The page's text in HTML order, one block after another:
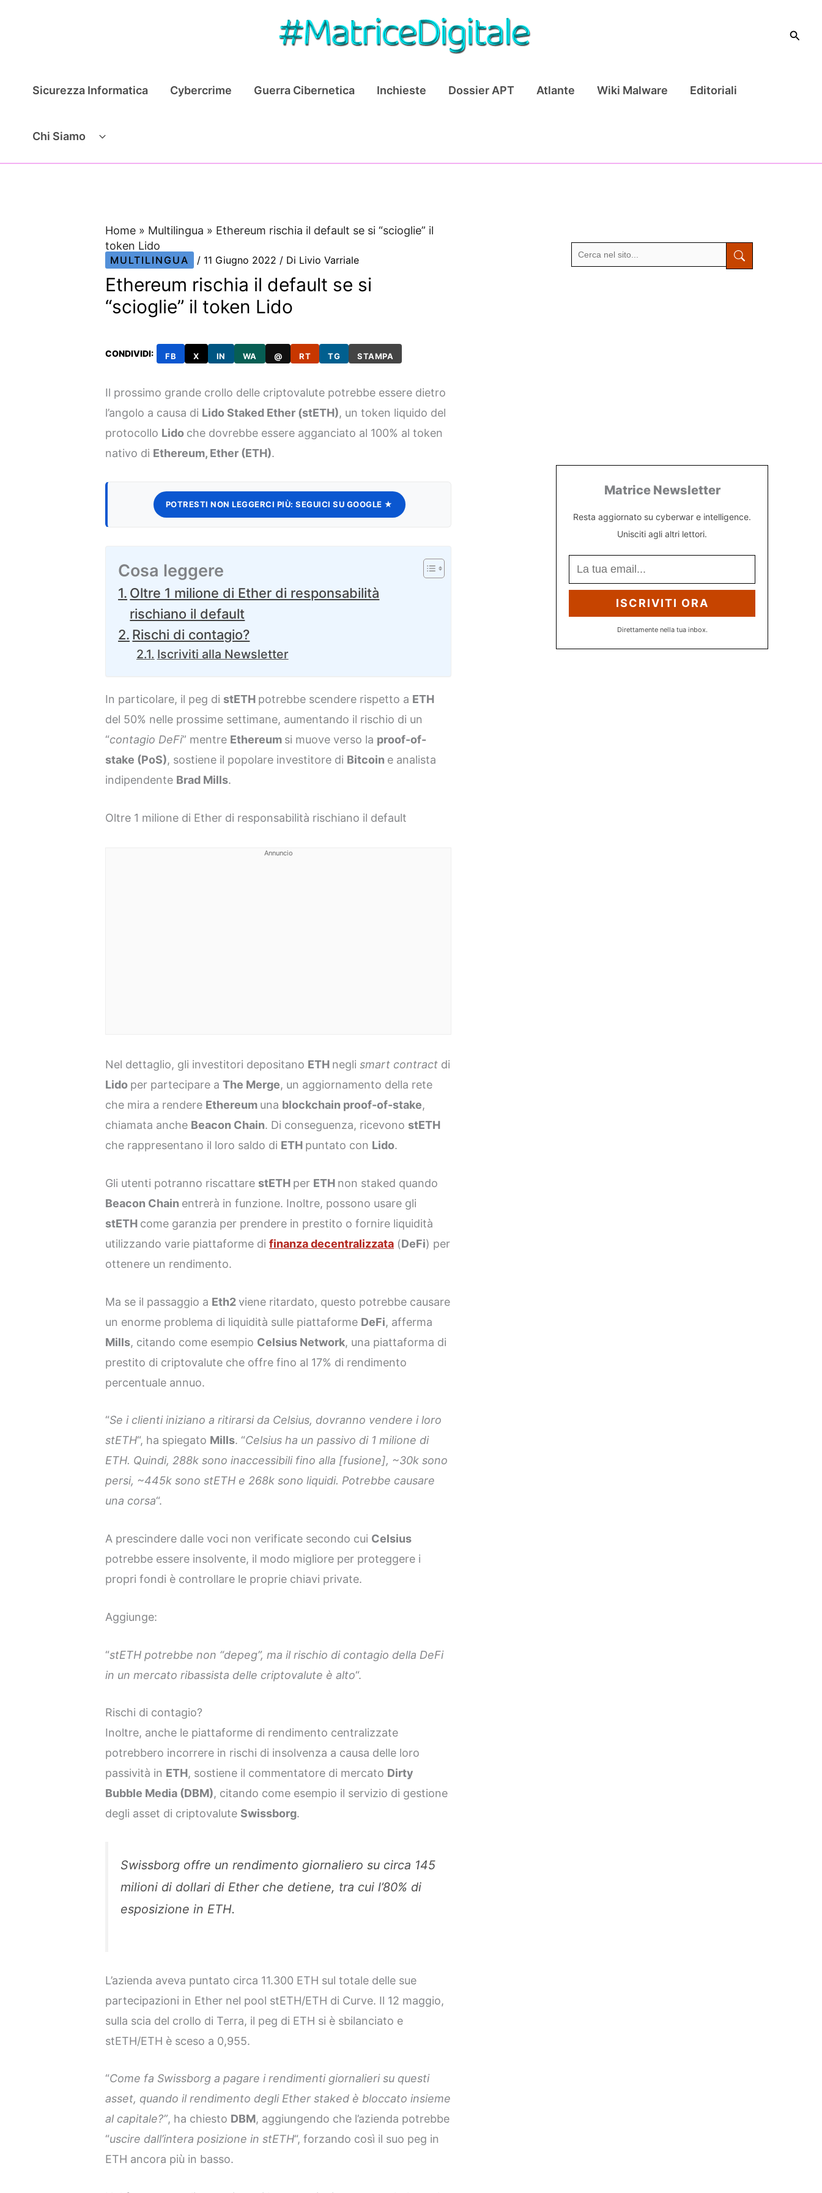
Cerca
Sicurezza Informatica Cybercrime Guerra Cibernetica Inchieste Dossier APT Atlante Wiki Malware Editoriali
Chi Siamo
Home » Multilingua » Ethereum rischia il default se si “scioglie” il
token Lido
MULTILINGUA / 11 Giugno 2022 / Di Livio Varriale
Ethereum rischia il default se si
“scioglie” il token Lido
CONDIVIDI: FB X IN WA @ RT TG STAMPA
Il prossimo grande crollo delle criptovalute potrebbe essere dietro
l’angolo a causa di Lido Staked Ether (stETH), un token liquido del
protocollo Lido che dovrebbe essere agganciato al 100% al token
nativo di Ethereum, Ether (ETH).
POTRESTI NON LEGGERCI PIÙ: SEGUICI SU GOOGLE ★
Cosa leggere
Oltre 1 milione di Ether di responsabilità
rischiano il default
Rischi di contagio?
Iscriviti alla Newsletter
In particolare, il peg di stETH potrebbe scendere rispetto a ETH
del 50% nelle prossime settimane, aumentando il rischio di un
“contagio DeFi” mentre Ethereum si muove verso la proof-of-
stake (PoS), sostiene il popolare investitore di Bitcoin e analista
indipendente Brad Mills.
Oltre 1 milione di Ether di responsabilità rischiano il default
Annuncio
Nel dettaglio, gli investitori depositano ETH neglismart contract di
Lido per partecipare aThe Merge, un aggiornamento della rete
che mira a rendere Ethereum una blockchain proof-of-stake,
chiamata anche Beacon Chain. Di conseguenza, ricevono stETH
che rappresentano il loro saldo di ETH puntato con Lido.
Gli utenti potranno riscattare stETH per ETH non staked quando
Beacon Chain entrerà in funzione. Inoltre, possono usare gli
stETH come garanzia per prendere in prestito o fornire liquidità
utilizzando varie piattaforme difinanza decentralizzata (DeFi) per
ottenere un rendimento.
Ma se il passaggio a Eth2viene ritardato, questo potrebbe causare
un enorme problema di liquidità sulle piattaforme DeFi, afferma
Mills, citando come esempio Celsius Network, una piattaforma di
prestito di criptovalute che offre fino al 17% di rendimento
percentuale annuo.
“Se i clienti iniziano a ritirarsi da Celsius, dovranno vendere i loro
stETH“, ha spiegato Mills. “Celsius ha un passivo di 1 milione di
ETH. Quindi, 288k sono inaccessibili fino alla [fusione], ~30k sono
persi, ~445k sono stETH e 268k sono liquidi. Potrebbe causare
una corsa“.
A prescindere dalle voci non verificate secondo cui Celsius
potrebbe essere insolvente, il modo migliore per proteggere i
propri fondi è controllare le proprie chiavi private.
Aggiunge:
“stETH potrebbe non “depeg”, ma il rischio di contagio della DeFi
in un mercato ribassista delle criptovalute è alto“.
Rischi di contagio?
Inoltre, anche le piattaforme di rendimento centralizzate
potrebbero incorrere in rischi di insolvenza a causa delle loro
passività in ETH, sostiene il commentatore di mercato Dirty
Bubble Media (DBM), citando come esempio il servizio di gestione
degli asset di criptovalute Swissborg.
Swissborg offre un rendimento giornaliero su circa 145
milioni di dollari di Ether che detiene, tra cui l’80% di
esposizione in ETH.
L’azienda aveva puntato circa 11.300 ETH sul totale delle sue
partecipazioni in Ether nel pool stETH/ETH di Curve. Il 12 maggio,
sulla scia del crollo di Terra, il peg di ETH si è sbilanciato e
stETH/ETH è sceso a 0,955.
“Come fa Swissborg a pagare i rendimenti giornalieri su questi
asset, quando il rendimento degli Ether staked è bloccato insieme
al capitale?”, ha chiesto DBM, aggiungendo che l’azienda potrebbe
“uscire dall’intera posizione in stETH“, forzando così il suo peg in
ETH ancora più in basso.
Matrice Newsletter
Resta aggiornato su cyberwar e intelligence.
Unisciti agli altri lettori.
ISCRIVITI ORA
Direttamente nella tua inbox.